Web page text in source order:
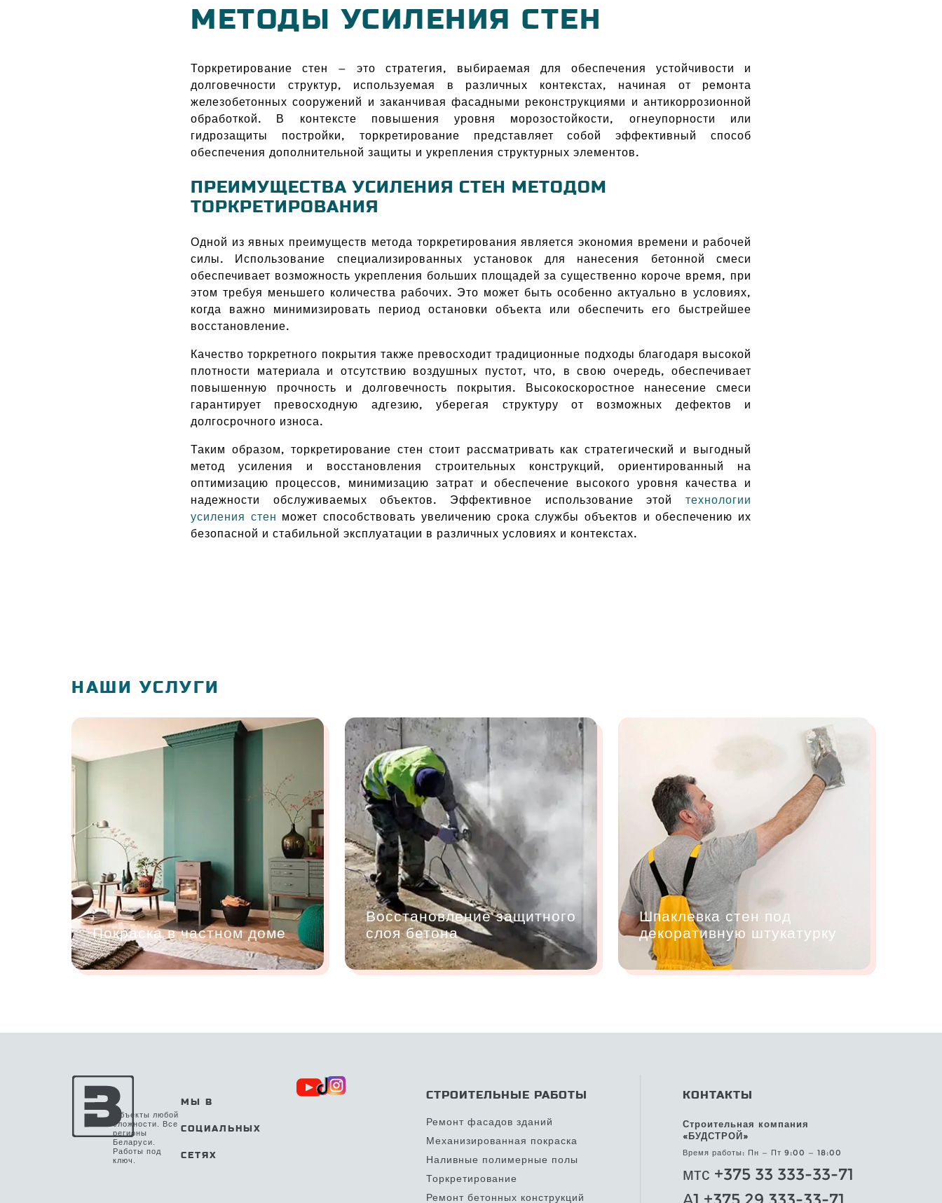
МЕТОДЫ УСИЛЕНИЯ СТЕН
Торкретирование стен — это стратегия, выбираемая для обеспечения устойчивости и
долговечности структур, используемая в различных контекстах, начиная от ремонта
железобетонных сооружений и заканчивая фасадными реконструкциями и антикоррозионной
обработкой. В контексте повышения уровня морозостойкости, огнеупорности или
гидрозащиты постройки, торкретирование представляет собой эффективный способ
обеспечения дополнительной защиты и укрепления структурных элементов.
ПРЕИМУЩЕСТВА УСИЛЕНИЯ СТЕН МЕТОДОМ
ТОРКРЕТИРОВАНИЯ
Одной из явных преимуществ метода торкретирования является экономия времени и рабочей
силы. Использование специализированных установок для нанесения бетонной смеси
обеспечивает возможность укрепления больших площадей за существенно короче время, при
этом требуя меньшего количества рабочих. Это может быть особенно актуально в условиях,
когда важно минимизировать период остановки объекта или обеспечить его быстрейшее
восстановление.
Качество торкретного покрытия также превосходит традиционные подходы благодаря высокой
плотности материала и отсутствию воздушных пустот, что, в свою очередь, обеспечивает
повышенную прочность и долговечность покрытия. Высокоскоростное нанесение смеси
гарантирует превосходную адгезию, уберегая структуру от возможных дефектов и
долгосрочного износа.
Таким образом, торкретирование стен стоит рассматривать как стратегический и выгодный
метод усиления и восстановления строительных конструкций, ориентированный на
оптимизацию процессов, минимизацию затрат и обеспечение высокого уровня качества и
надежности обслуживаемых объектов. Эффективное использование этой технологии
усиления стен может способствовать увеличению срока службы объектов и обеспечению их
безопасной и стабильной эксплуатации в различных условиях и контекстах.
НАШИ УСЛУГИ
Покраска в частном доме
Восстановление защитного
слоя бетона
Шпаклевка стен под
декоративную штукатурку
Объекты любой
сложности. Все
регионы
Беларуси.
Работы под
ключ.
МЫ В
СОЦИАЛЬНЫХ
СЕТЯХ
СТРОИТЕЛЬНЫЕ РАБОТЫ
Ремонт фасадов зданий
Механизированная покраска
Наливные полимерные полы
Торкретирование
Ремонт бетонных конструкций
КОНТАКТЫ
Строительная компания
«БУДСТРОЙ»
Время работы: Пн — Пт 9:00 — 18:00
мтс +375 33 333-33-71